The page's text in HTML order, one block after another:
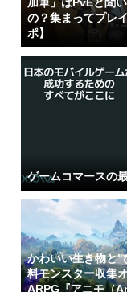
の？集まってプレ
ポ】
ゲームコマースの
かわいい生き物と
料モンスター収集
ARPG『アニモ（